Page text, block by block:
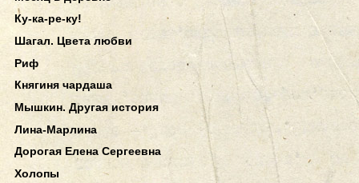
Ку-ка-ре-ку!
Шагал. Цвета любви
Риф
Княгиня чардаша
Мышкин. Другая история
Лина-Марлина
Дорогая Елена Сергеевна
Холопы